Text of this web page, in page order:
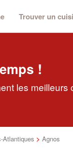
Trouver un
!
les
Atlantiques > Agnos